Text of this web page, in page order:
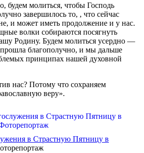
будем молиться, чтобы Господь
завершилось то, , что сейчас
и может иметь продолжение и у нас.
волки собираются посягнуть
Родину. Будем молиться усердно —
благополучно, и мы дальше
принципах нашей духовной
нас? Потому что сохраняем
веру».
в Страстную Пятницу в